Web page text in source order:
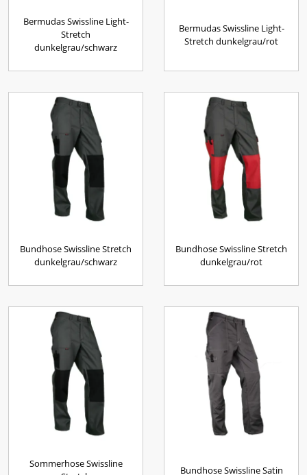
Bermudas Swissline Light-
Stretch
dunkelgrau/schwarz
Bermudas Swissline Light-
Stretch dunkelgrau/rot
Bundhose Swissline Stretch
dunkelgrau/schwarz
Bundhose Swissline Stretch
dunkelgrau/rot
Sommerhose Swissline
Bundhose Swissline Satin